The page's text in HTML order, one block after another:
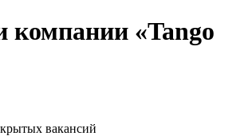
компании «Tango
вакансий